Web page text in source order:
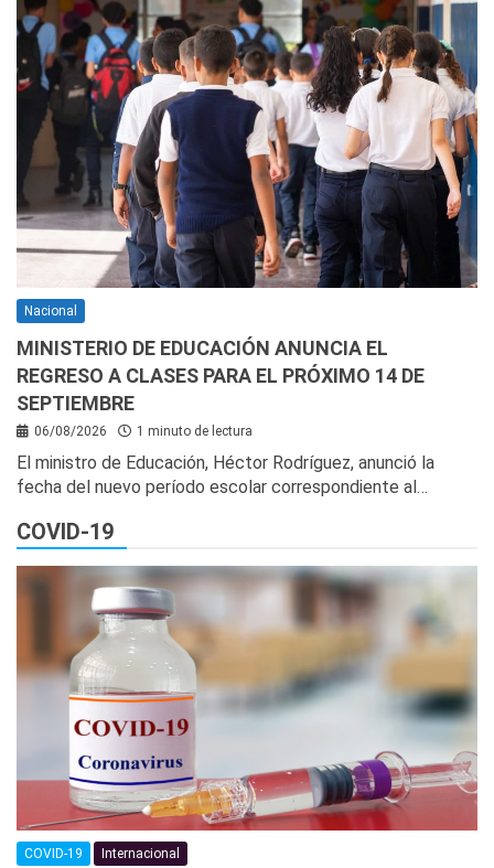
Nacional
MINISTERIO DE EDUCACIÓN ANUNCIA EL
REGRESO A CLASES PARA EL PRÓXIMO 14 DE
SEPTIEMBRE
06/08/2026 1 minuto de lectura
El ministro de Educación, Héctor Rodríguez, anunció la
fecha del nuevo período escolar correspondiente al…
COVID-19
COVID-19 Internacional